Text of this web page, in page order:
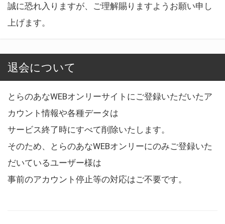
誠に恐れ入りますが、ご理解賜りますようお願い申し
上げます。
退会について
とらのあなWEBオンリーサイトにご登録いただいたア
カウント情報や各種データは
サービス終了時にすべて削除いたします。
そのため、とらのあなWEBオンリーにのみご登録いた
だいているユーザー様は
事前のアカウント停止等の対応はご不要です。